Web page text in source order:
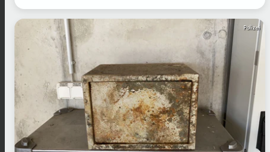
Polizei